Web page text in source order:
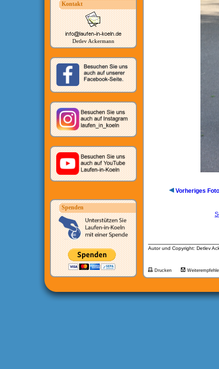
Kontakt
Detlev Ackermann
Spenden
Vorheriges Foto
Autor und Copyright: Detlev
Drucken